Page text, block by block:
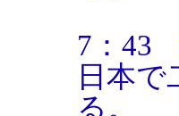
7：43
日本
る。